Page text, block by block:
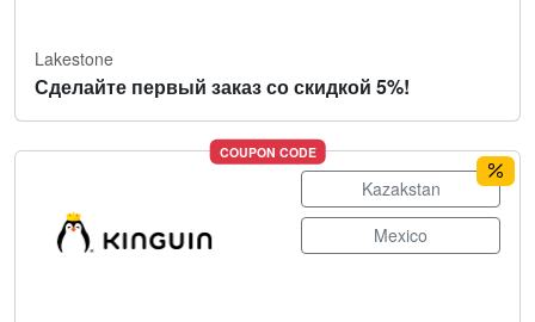
Lakestone
Сделайте первый заказ со скидкой 5%!
COUPON CODE
Kazakstan
Mexico